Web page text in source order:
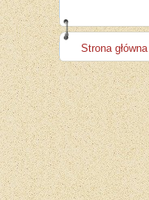
Strona główna